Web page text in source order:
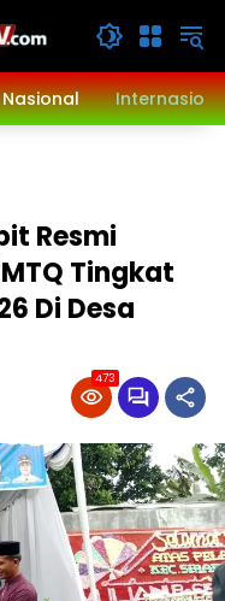
Nasional
Resmi
Tingkat
Di Desa
473